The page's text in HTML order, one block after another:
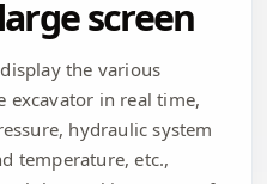
screen
the various
excavator in real time,
hydraulic system
temperature, etc.,